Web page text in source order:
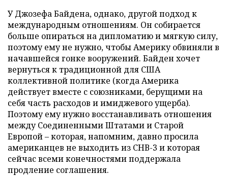
У Джозефа Байдена, однако, другой подход к
международным отношениям. Он собирается
больше опираться на дипломатию и мягкую силу,
поэтому ему не нужно, чтобы Америку обвиняли в
начавшейся гонке вооружений. Байден хочет
вернуться к традиционной для США
коллективной политике (когда Америка
действует вместе с союзниками, берущими на
себя часть расходов и имиджевого ущерба).
Поэтому ему нужно восстанавливать отношения
между Соединенными Штатами и Старой
Европой – которая, напомним, давно просила
американцев не выходить из СНВ-3 и которая
сейчас всеми конечностями поддержала
продление соглашения.